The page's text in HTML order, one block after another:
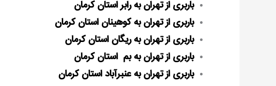
باربری از تهران بهرابراستان کرمان
باربری از تهران به کوهینان استان کرمان
باربری از تهران به ریگان استان کرمان
باربری از تهران به بم استان کرمان
باربری از تهران به عنبرآباد استان کرمان